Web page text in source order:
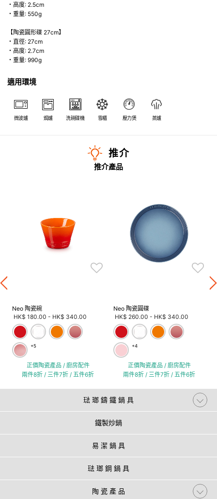
・高度: 2.5cm
・重量: 550g
【陶瓷圓形碟 27cm】
・直徑: 27cm
・高度: 2.7cm
・重量: 990g
適用環境
微波爐 焗爐 洗碗碟機 雪櫃 壓力煲 蒸爐
推介
推介產品
Neo 陶瓷碗
HK$ 180.00 - HK$ 340.00
+5
正價陶瓷產品 / 廚房配件
兩件8折 / 三件7折 / 五件6折
Neo 陶瓷圓碟
HK$ 260.00 - HK$ 340.00
+4
正價陶瓷產品 / 廚房配件
兩件8折 / 三件7折 / 五件6折
琺 瑯 鑄 鐵 鍋 具
鐵製炒鍋
易 潔 鍋 具
琺 瑯 鋼 鍋 具
陶 瓷 產 品